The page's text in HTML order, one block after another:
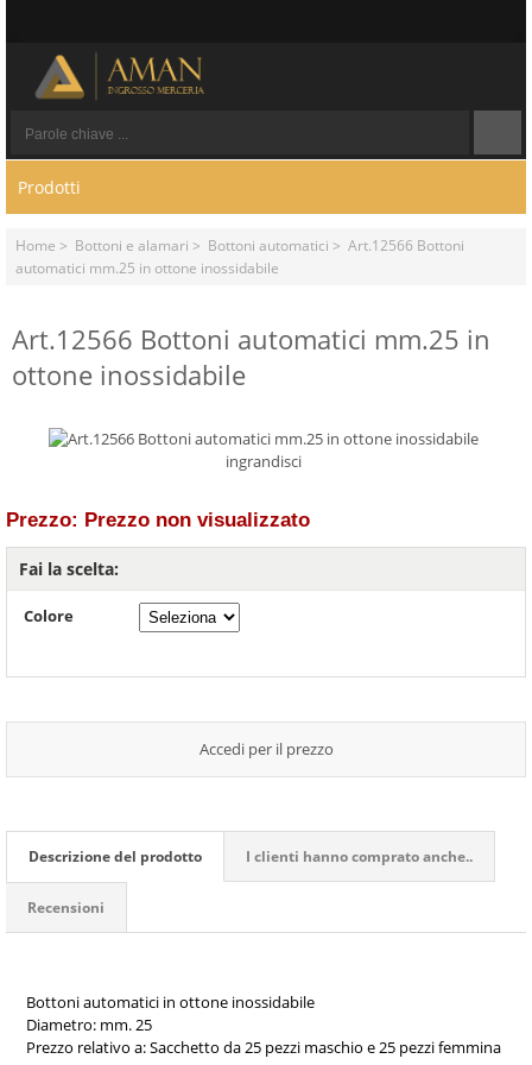
Prodotti
Home > Bottoni e alamari > Bottoni automatici > Art.12566 Bottoni
automatici mm.25 in ottone inossidabile
Art.12566 Bottoni automatici mm.25 in
ottone inossidabile
ingrandisci
Prezzo: Prezzo non visualizzato
Fai la scelta:
Colore
Accedi per il prezzo
Descrizione del prodotto I clienti hanno comprato anche..
Recensioni
Bottoni automatici in ottone inossidabile
Diametro: mm. 25
Prezzo relativo a: Sacchetto da 25 pezzi maschio e 25 pezzi femmina